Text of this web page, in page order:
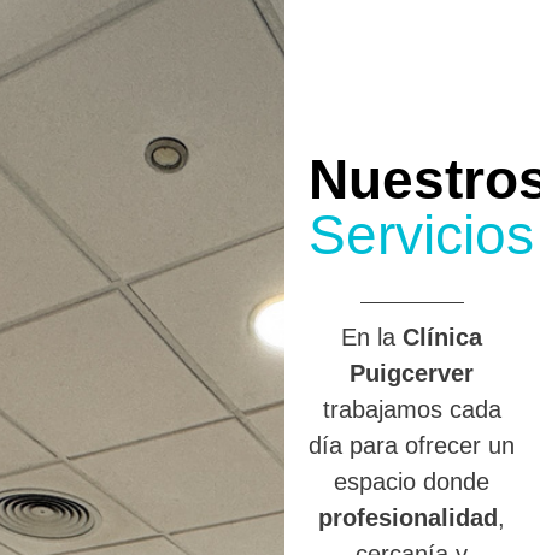
Servicios
En laClínica
Puigcerver
trabajamos cada
día para ofrecer un
espacio donde
profesionalidad ,